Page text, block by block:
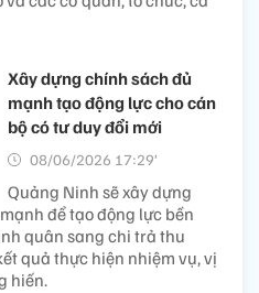
Xây dựng chính sách đủ
mạnh tạo động lực cho cán
bộ có tư duy đổi mới
08/06/2026 17:29’
Quảng Ninh sẽ xây dựng
để tạo động lực bền
quân sang chi trả thu
quả thực hiện nhiệm vụ, vị
hiến.